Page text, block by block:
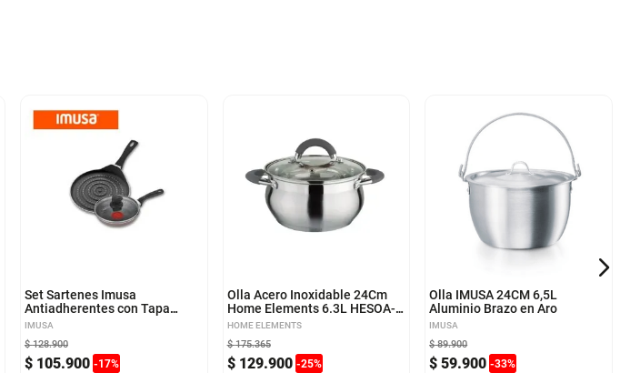
Set Sartenes Imusa
Antiadherentes con Tapa
Vidrio + Disco Difusor 2 Piezas
IMUSA
$ 105.900 -17%
$ 128.900
Olla Acero Inoxidable 24Cm
Home Elements 6.3L HESOA-
24
HOME ELEMENTS
$ 129.900 -25%
$ 175.365
Olla IMUSA 24CM 6,5L
Aluminio Brazo en Aro
IMUSA
$ 59.900 -33%
$ 89.900